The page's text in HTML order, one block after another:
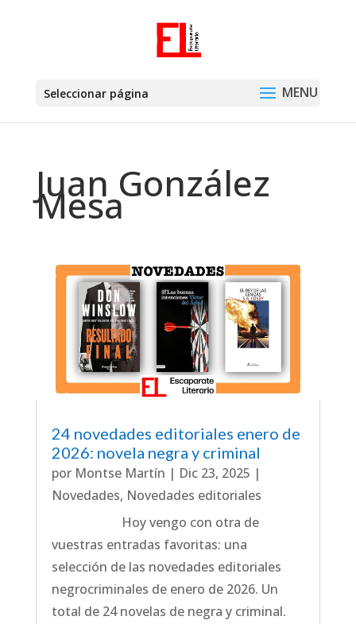
Seleccionar página
Juan González
Mesa
24 novedades editoriales enero de
2026: novela negra y criminal
por Montse Martín | Dic 23, 2025 |
Novedades, Novedades editoriales
Hoy vengo con otra de
vuestras entradas favoritas: una
selección de las novedades editoriales
negrocriminales de enero de 2026. Un
total de 24 novelas de negra y criminal.